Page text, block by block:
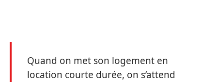
Quand on met son logement en
location courte durée, on s’attend